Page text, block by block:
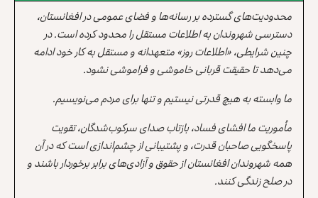
محدودیت‌های گسترده بر رسانه‌ها و فضای عمومی در افغانستان،
دسترسی شهروندان به اطلاعات مستقل را محدود کرده است. در
چنین شرایطی، «اطلاعات روز» متعهدانه و مستقل به کار خود ادامه
می‌دهد تا حقیقت قربانی خاموشی و فراموشی نشود.
ما وابسته به هیچ قدرتی نیستیم و تنها برای مردم می‌نویسیم.
مأموریت ما افشای فساد، بازتاب صدای سرکوب‌شدگان، تقویت
پاسخگویی صاحبان قدرت، و پشتیبانی از چشم‌اندازی است که در آن
همه شهروندان افغانستان از حقوق و آزادی‌های برابر برخوردار باشند و
در صلح زندگی کنند.